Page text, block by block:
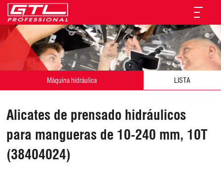
Máquina hidráulica LISTA
Alicates de prensado hidráulicos
para mangueras de 10-240 mm, 10T
(38404024)